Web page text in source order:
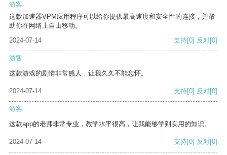
游客
这款加速器VPM应用程序可以给你提供最高速度和安全性的连接，并帮
助你在网络上自由移动。
2024-07-14
支持[0] 反对[0]
游客
这款游戏的剧情非常感人，让我久久不能忘怀。
2024-07-14 支持[0] 反对[0]
游客
这款app的老师非常专业，教学水平很高，让我能够学到实用的知识。
2024-07-14 支持[0] 反对[0]